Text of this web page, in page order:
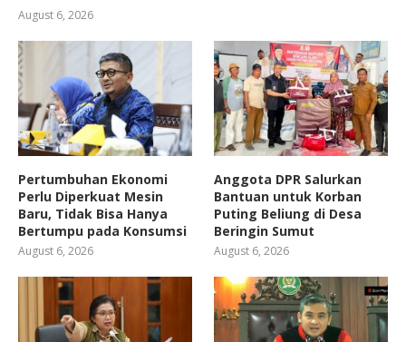
August 6, 2026
Pertumbuhan Ekonomi
Perlu Diperkuat Mesin
Baru, Tidak Bisa Hanya
Bertumpu pada Konsumsi
August 6, 2026
Anggota DPR Salurkan
Bantuan untuk Korban
Puting Beliung di Desa
Beringin Sumut
August 6, 2026